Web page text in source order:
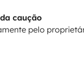
caução
pelo